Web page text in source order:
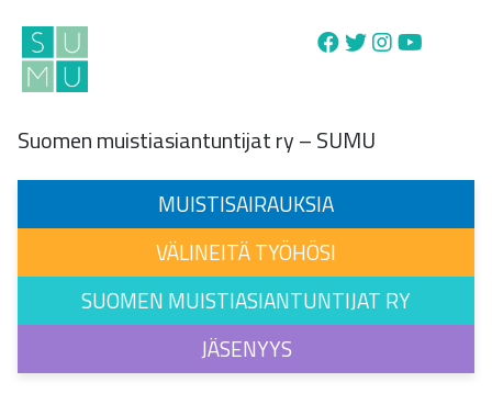
Main Navigation
Suomen muistiasiantuntijat ry – SUMU
MUISTISAIRAUKSIA
VÄLINEITÄ TYÖHÖSI
SUOMEN MUISTIASIANTUNTIJAT RY
JÄSENYYS